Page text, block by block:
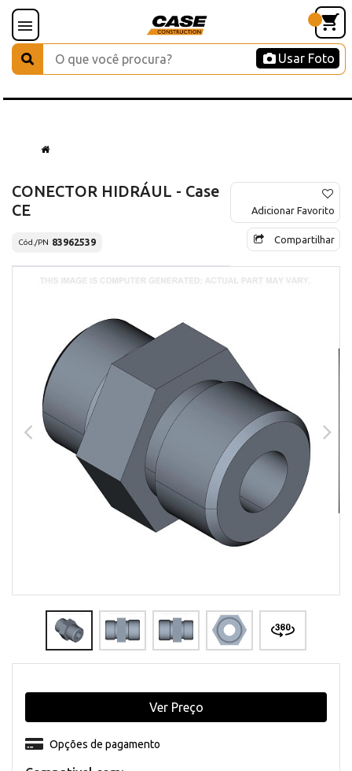
Usar Foto
CONECTOR HIDRÁUL - Case
CE
Cód./PN 83962539
Adicionar Favorito
Compartilhar
Opções de pagamento
Ver Preço